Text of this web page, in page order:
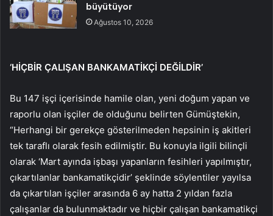
büyütüyor
Ağustos 10, 2026
‘HİÇBİR ÇALIŞAN BANKAMATİKÇİ DEĞİLDİR’
Bu 147 işçi içerisinde hamile olan, yeni doğum yapan ve
raporlu olan işçiler de olduğunu belirten Gümüştekin,
“Herhangi bir gerekçe gösterilmeden hepsinin iş akitleri
tek taraflı olarak fesih edilmiştir. Bu konuyla ilgili bilinçli
olarak ‘Mart ayında işbaşı yapanların fesihleri yapılmıştır,
çıkartılanlar bankamatikçidir’ şeklinde söylentiler yayılsa
da çıkartılan işçiler arasında 6 ay hatta 2 yıldan fazla
çalışanlar da bulunmaktadır ve hiçbir çalışan bankamatikçi